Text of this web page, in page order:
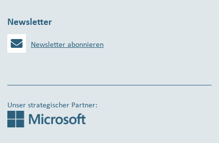
Newsletter
Newsletter abonnieren
Unser strategischer Partner: